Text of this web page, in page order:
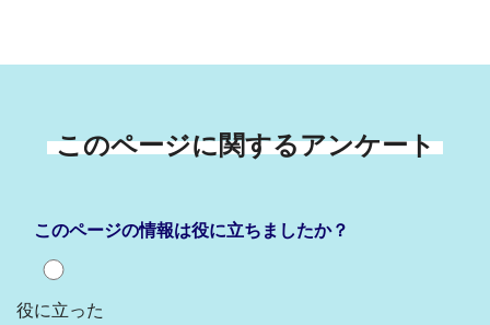
このページに関するアンケート
このページの情報は役に立ちましたか？
役に立った